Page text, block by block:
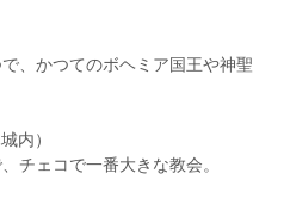
、かつてのボヘミア国王や神聖
内）
チェコで一番大きな教会。